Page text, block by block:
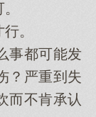
。
都可能发
？严重到失
而不肯承认